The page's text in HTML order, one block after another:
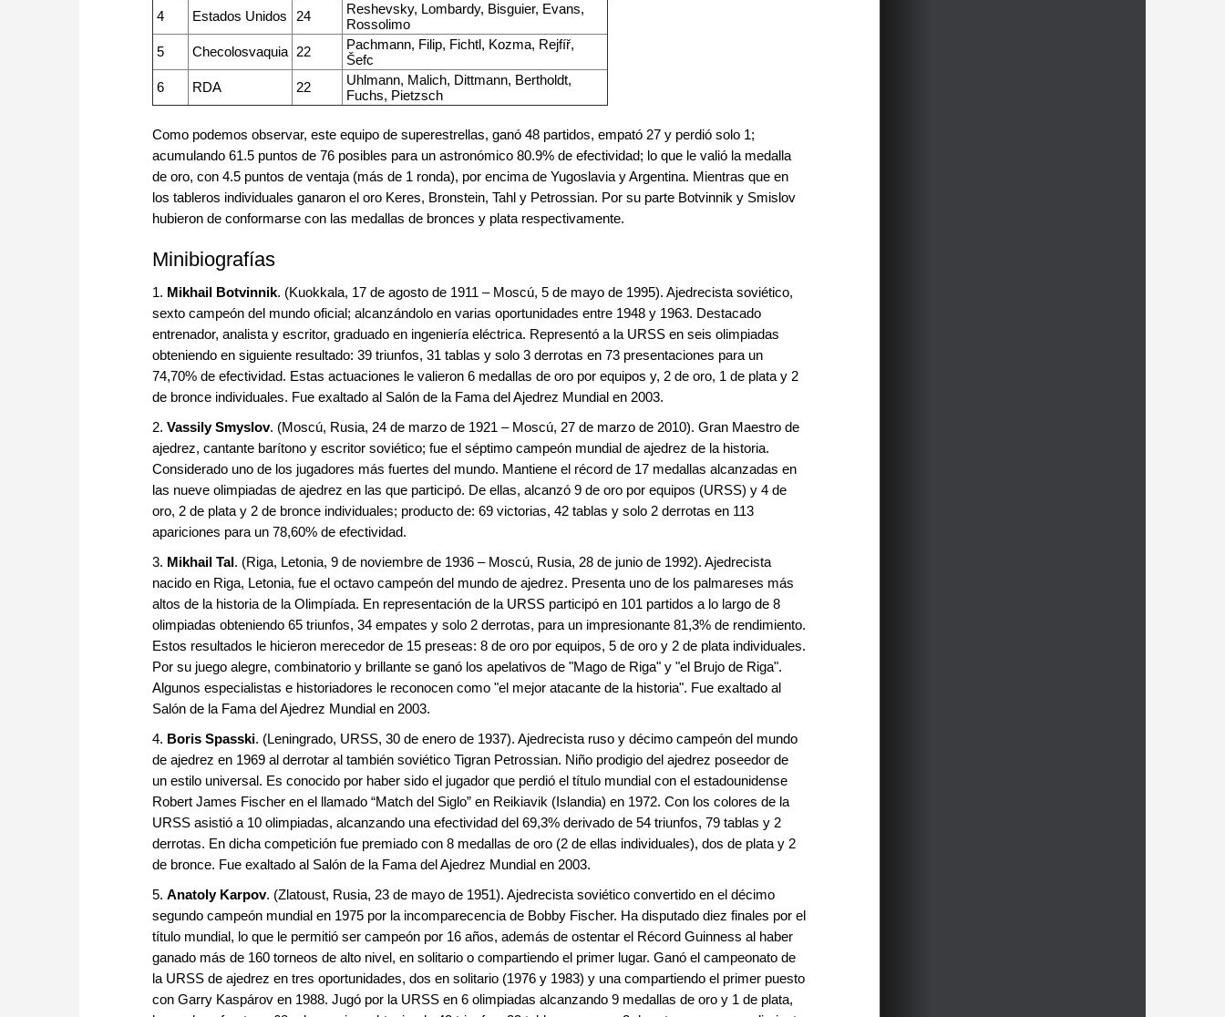
4
Estados Unidos 24
Reshevsky, Lombardy, Bisguier, Evans,
Rossolimo
5
Checolosvaquia 22
Pachmann, Filip, Fichtl, Kozma, Rejfíř,
Šefc
6
RDA 22
Uhlmann, Malich, Dittmann, Bertholdt,
Fuchs, Pietzsch
Como podemos observar, este equipo de superestrellas, ganó 48 partidos, empató 27 y perdió solo 1;
acumulando 61.5 puntos de 76 posibles para un astronómico 80.9% de efectividad; lo que le valió la medalla
de oro, con 4.5 puntos de ventaja (más de 1 ronda), por encima de Yugoslavia y Argentina. Mientras que en
los tableros individuales ganaron el oro Keres, Bronstein, Tahl y Petrossian. Por su parte Botvinnik y Smislov
hubieron de conformarse con las medallas de bronces y plata respectivamente.
Minibiografías
1. Mikhail Botvinnik. (Kuokkala, 17 de agosto de 1911 – Moscú, 5 de mayo de 1995). Ajedrecista soviético,
sexto campeón del mundo oficial; alcanzándolo en varias oportunidades entre 1948 y 1963. Destacado
entrenador, analista y escritor, graduado en ingeniería eléctrica. Representó a la URSS en seis olimpiadas
obteniendo en siguiente resultado: 39 triunfos, 31 tablas y solo 3 derrotas en 73 presentaciones para un
74,70% de efectividad. Estas actuaciones le valieron 6 medallas de oro por equipos y, 2 de oro, 1 de plata y 2
de bronce individuales. Fue exaltado al Salón de la Fama del Ajedrez Mundial en 2003.
2. Vassily Smyslov. (Moscú, Rusia, 24 de marzo de 1921 – Moscú, 27 de marzo de 2010). Gran Maestro de
ajedrez, cantante barítono y escritor soviético; fue el séptimo campeón mundial de ajedrez de la historia.
Considerado uno de los jugadores más fuertes del mundo. Mantiene el récord de 17 medallas alcanzadas en
las nueve olimpiadas de ajedrez en las que participó. De ellas, alcanzó 9 de oro por equipos (URSS) y 4 de
oro, 2 de plata y 2 de bronce individuales; producto de: 69 victorias, 42 tablas y solo 2 derrotas en 113
apariciones para un 78,60% de efectividad.
3. Mikhail Tal. (Riga, Letonia, 9 de noviembre de 1936 – Moscú, Rusia, 28 de junio de 1992). Ajedrecista
nacido en Riga, Letonia, fue el octavo campeón del mundo de ajedrez. Presenta uno de los palmareses más
altos de la historia de la Olimpíada. En representación de la URSS participó en 101 partidos a lo largo de 8
olimpiadas obteniendo 65 triunfos, 34 empates y solo 2 derrotas, para un impresionante 81,3% de rendimiento.
Estos resultados le hicieron merecedor de 15 preseas: 8 de oro por equipos, 5 de oro y 2 de plata individuales.
Por su juego alegre, combinatorio y brillante se ganó los apelativos de "Mago de Riga" y "el Brujo de Riga".
Algunos especialistas e historiadores le reconocen como "el mejor atacante de la historia". Fue exaltado al
Salón de la Fama del Ajedrez Mundial en 2003.
4. Boris Spasski. (Leningrado, URSS, 30 de enero de 1937). Ajedrecista ruso y décimo campeón del mundo
de ajedrez en 1969 al derrotar al también soviético Tigran Petrossian. Niño prodigio del ajedrez poseedor de
un estilo universal. Es conocido por haber sido el jugador que perdió el título mundial con el estadounidense
Robert James Fischer en el llamado “Match del Siglo” en Reikiavik (Islandia) en 1972. Con los colores de la
URSS asistió a 10 olimpiadas, alcanzando una efectividad del 69,3% derivado de 54 triunfos, 79 tablas y 2
derrotas. En dicha competición fue premiado con 8 medallas de oro (2 de ellas individuales), dos de plata y 2
de bronce. Fue exaltado al Salón de la Fama del Ajedrez Mundial en 2003.
5. Anatoly Karpov. (Zlatoust, Rusia, 23 de mayo de 1951). Ajedrecista soviético convertido en el décimo
segundo campeón mundial en 1975 por la incomparecencia de Bobby Fischer. Ha disputado diez finales por el
título mundial, lo que le permitió ser campeón por 16 años, además de ostentar el Récord Guinness al haber
ganado más de 160 torneos de alto nivel, en solitario o compartiendo el primer lugar. Ganó el campeonato de
la URSS de ajedrez en tres oportunidades, dos en solitario (1976 y 1983) y una compartiendo el primer puesto
con Garry Kaspárov en 1988. Jugó por la URSS en 6 olimpiadas alcanzando 9 medallas de oro y 1 de plata,